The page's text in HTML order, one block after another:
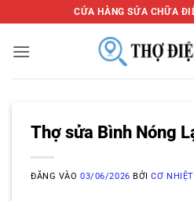
qua
nội
CỬA HÀNG SỬA CHỮA
Thợ sửa Bình Nóng
ĐĂNG VÀO03/06/2026 BỞICƠ